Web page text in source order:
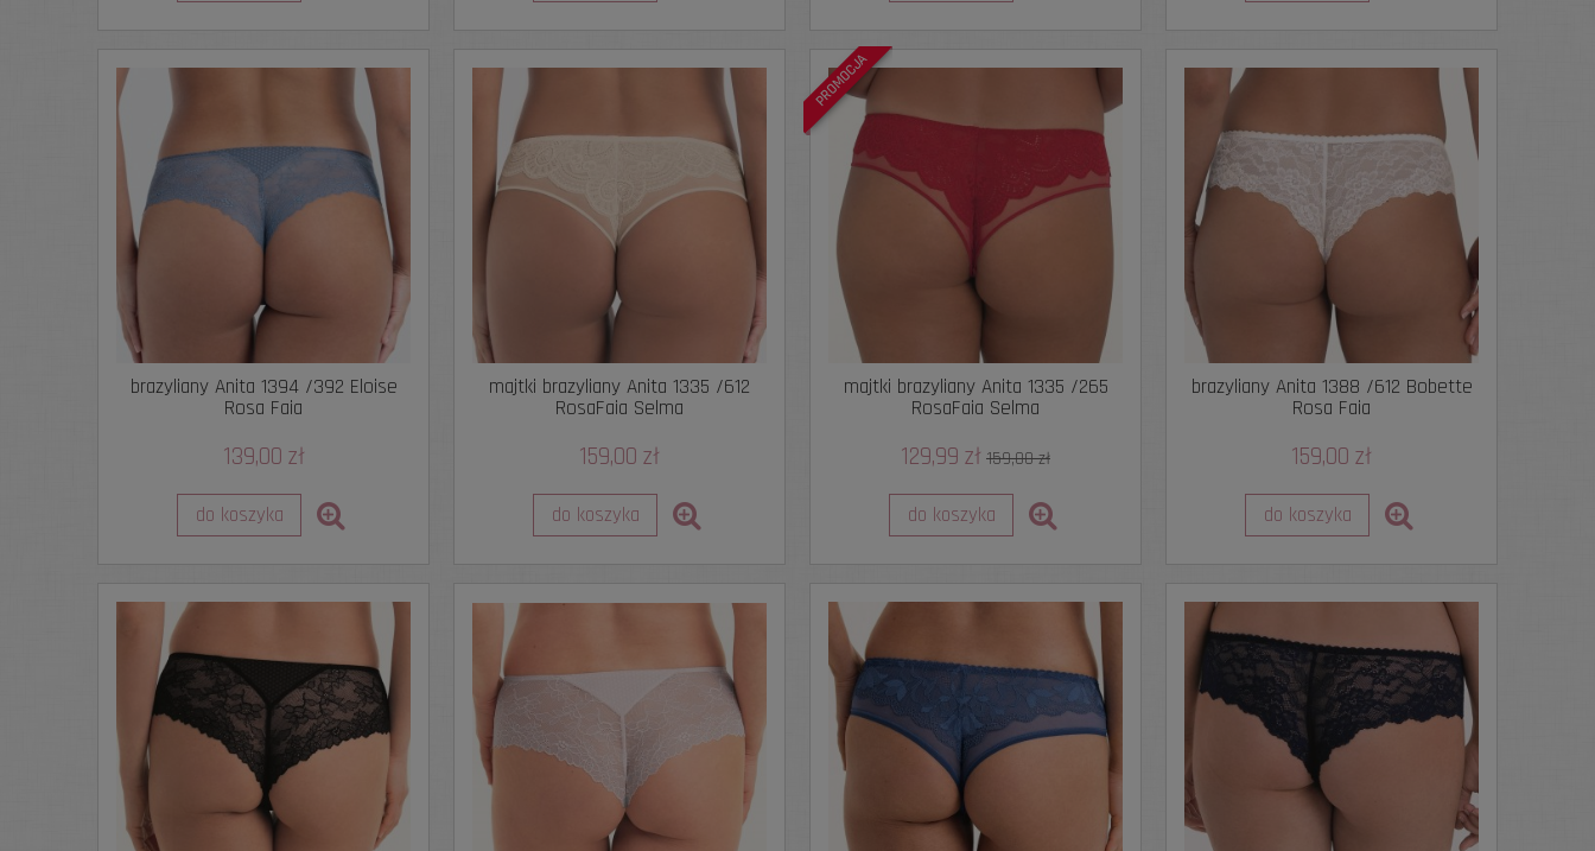
brazyliany Anita 1394 /392 Eloise
Rosa Faia
139,00 zł
do koszyka
majtki brazyliany Anita 1335 /612
RosaFaia Selma
159,00 zł
do koszyka
majtki brazyliany Anita 1335 /265
RosaFaia Selma
129,99 zł 159,00 zł
do koszyka
PROMOCJA
brazyliany Anita 1388 /612 Bobette
Rosa Faia
159,00 zł
do koszyka